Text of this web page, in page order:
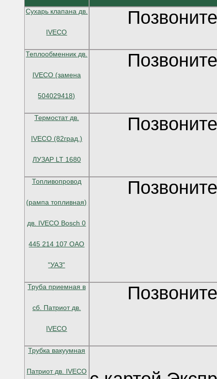
Сухарь клапана дв.
IVECO
Теплообменник дв.
IVECO (замена
504029418)
Термостат дв.
IVECO (82град.)
ЛУЗАР LT 1680
Топливопровод
(рампа топливная)
дв. IVECO Bosch 0
445 214 107 ОАО
"УАЗ"
Труба приемная в
сб. Патриот дв.
IVECO
Трубка вакуумная
Патриот дв. IVECO